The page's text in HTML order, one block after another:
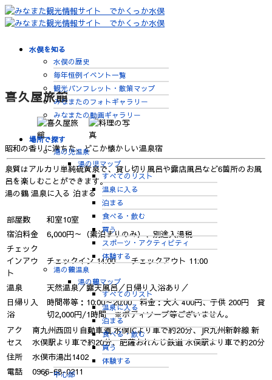
水俣を知る
水俣の歴史
毎年恒例イベント一覧
観光パンフレット・散策マップ
みなまたのフォトギャラリー
みなまたの動画ギャラリー
場所で探す
湯の児温泉
湯の児マップ
すべてのリスト
温泉に入る
泊まる
食べる・飲む
買う
スポーツ・アクティビティ
体験する
湯の鶴温泉
湯の鶴マップ
すべてのリスト
温泉に入る
泊まる
食べる・飲む
買う
体験する
中心部
喜久屋旅館
昭和の香りに満ちた、どこか懐かしい温泉宿
泉質はアルカリ単純硫黄泉で、貸し切り風呂や露店風呂など6箇所のお風
呂を楽しむことができます。
湯の鶴 温泉に入る 泊まる
部屋数
和室10室
宿泊料金
6,000円～（素泊まりのみ）、別途入湯税
チェック
インアウ
ト
チェックイン 14:00 チェックアウト 11:00
温泉
天然温泉／露天風呂／日帰り入浴あり／
日帰り入
浴
時間帯等：10:00～20:00 料金：大人 400円、子供 200円 貸
切2,000円/1時間 ※ボディソープ等ございません。
アク
セス
南九州西回り自動車道 水俣ICより車で約20分、JR九州新幹線 新
水俣駅より車で約20分、肥薩おれんじ鉄道 水俣駅より車で約20分
住所
水俣市湯出1402
電話
0966-68-0211